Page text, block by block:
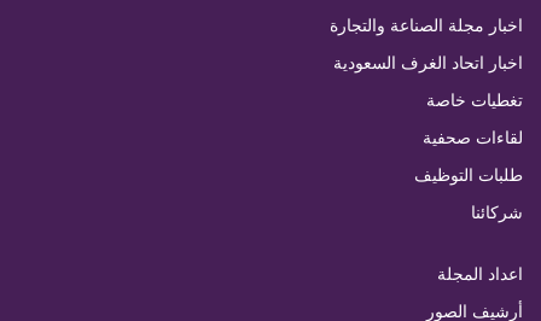
اخبار مجلة الصناعة والتجارة
اخبار اتحاد الغرف السعودية
تغطيات خاصة
لقاءات صحفية
طلبات التوظيف
شركائنا
اعداد المجلة
أرشيف الصور